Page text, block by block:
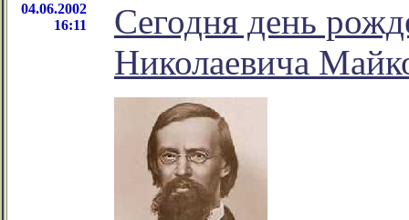
04.06.2002
16:11
Сегодня день
Николаевича